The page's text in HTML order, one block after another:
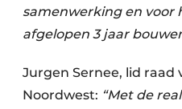
samenwerking en voor
afgelopen 3 jaar
Jurgen Sernee, lid raad
Noordwest: “Met de